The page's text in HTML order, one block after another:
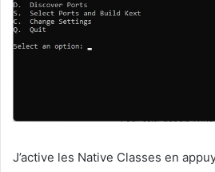
J’active les Native Classes en